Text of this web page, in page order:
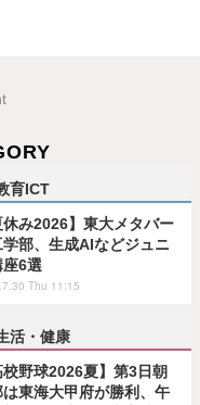
育ICT
休み2026】東大メタバー
学部、生成AIなどジュニ
座6選
Thu 11:15
活・健康
校野球2026夏】第3日朝
は東海大甲府が勝利、午